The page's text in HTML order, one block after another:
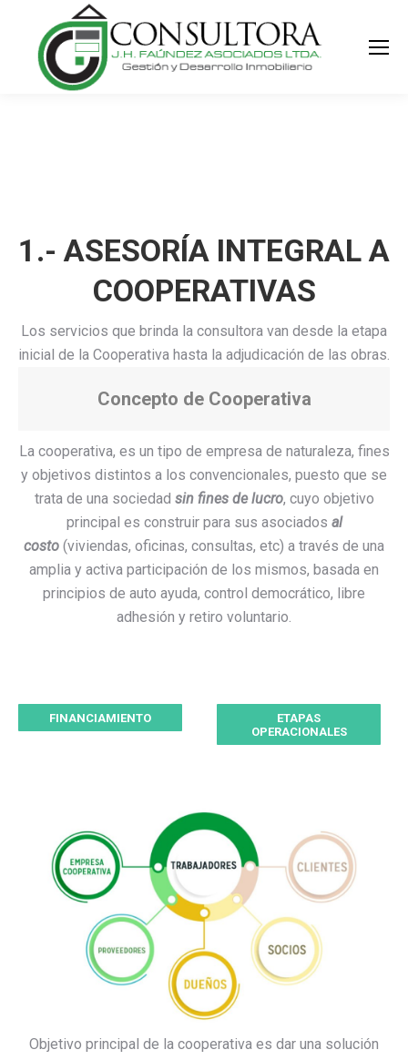
Buscar:
1.- ASESORÍA INTEGRAL A
COOPERATIVAS
Los servicios que brinda la consultora van desde la etapa
inicial de la Cooperativa hasta la adjudicación de las obras.
Concepto de Cooperativa
La cooperativa, es un tipo de empresa de naturaleza, fines
y objetivos distintos a los convencionales, puesto que se
trata de una sociedad sin fines de lucro, cuyo objetivo
principal es construir para sus asociados al
costo (viviendas, oficinas, consultas, etc) a través de una
amplia y activa participación de los mismos, basada en
principios de auto ayuda, control democrático, libre
adhesión y retiro voluntario.
FINANCIAMIENTO
ETAPAS
OPERACIONALES
Objetivo principal de la cooperativa es dar una solución